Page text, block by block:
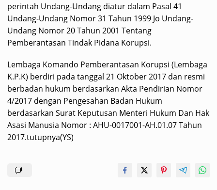
perintah Undang-Undang diatur dalam Pasal 41
Undang-Undang Nomor 31 Tahun 1999 Jo Undang-
Undang Nomor 20 Tahun 2001 Tentang
Pemberantasan Tindak Pidana Korupsi.
Lembaga Komando Pemberantasan Korupsi (Lembaga
K.P.K) berdiri pada tanggal 21 Oktober 2017 dan resmi
berbadan hukum berdasarkan Akta Pendirian Nomor
4/2017 dengan Pengesahan Badan Hukum
berdasarkan Surat Keputusan Menteri Hukum Dan Hak
Asasi Manusia Nomor : AHU-0017001-AH.01.07 Tahun
2017.tutupnya(YS)